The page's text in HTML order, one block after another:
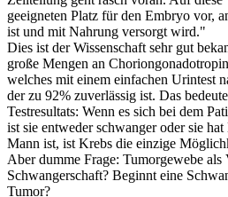
geeigneten Platz für den Embryo vor,
ist und mit Nahrung versorgt wird."
Dies ist der Wissenschaft sehr gut
große Mengen an
welches mit einem einfachen Urintest
der zu 92% zuverlässig ist. Das
Testresultats: Wenn es sich bei dem
ist sie entweder schwanger oder sie
Mann ist, ist Krebs die einzige
Aber dumme Frage: Tumorgewebe als
Schwangerschaft? Beginnt eine
Tumor?